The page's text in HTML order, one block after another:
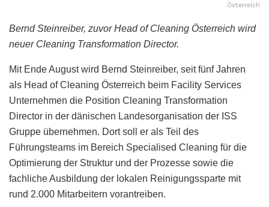
Österreich
Bernd Steinreiber, zuvor Head of Cleaning Österreich wird
neuer Cleaning Transformation Director.
Mit Ende August wird Bernd Steinreiber, seit fünf Jahren
als Head of Cleaning Österreich beim Facility Services
Unternehmen die Position Cleaning Transformation
Director in der dänischen Landesorganisation der ISS
Gruppe übernehmen. Dort soll er als Teil des
Führungsteams im Bereich Specialised Cleaning für die
Optimierung der Struktur und der Prozesse sowie die
fachliche Ausbildung der lokalen Reinigungssparte mit
rund 2.000 Mitarbeitern vorantreiben.